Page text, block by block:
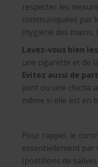
respecter les
communiquées par
(hygiène des mains,
Lavez-vous bien
une cigarette et de
Evitez aussi de
joint ou une chicha
même si elle est en
Pour rappel, le
essentiellement
(postillons de